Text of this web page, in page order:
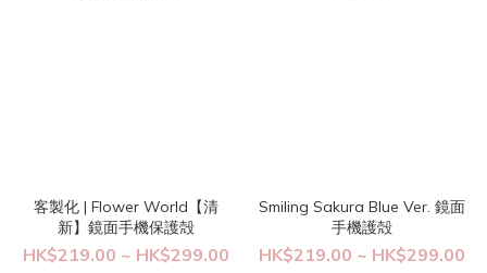
客製化 | Flower World【清
新】鏡面手機保護殻
HK$219.00 ~ HK$299.00
Smiling Sakura Blue Ver. 鏡面
手機護殻
HK$219.00 ~ HK$299.00